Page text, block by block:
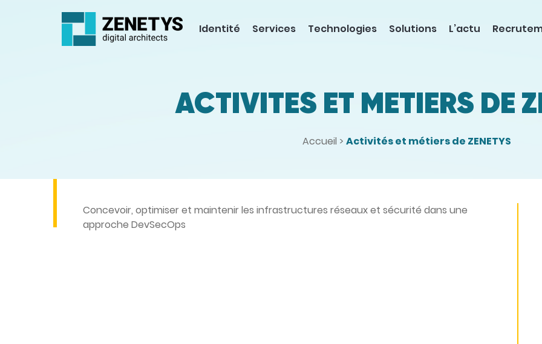
Identité Services Technologies Solutions L’actu
ACTIVITÉS ET MÉTIERS DE
Accueil > Activités et métiers de ZENETYS
Concevoir, optimiser et maintenir les infrastructures réseaux et sécurité dans une
approche DevSecOps